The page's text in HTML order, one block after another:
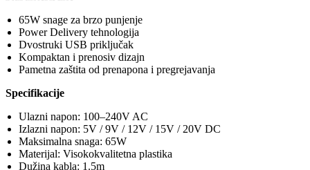
65W snage za brzo punjenje
Power Delivery tehnologija
Dvostruki USB priključak
Kompaktan i prenosiv dizajn
Pametna zaštita od prenapona i pregrejavanja
Specifikacije
Ulazni napon: 100–240V AC
Izlazni napon: 5V / 9V / 12V / 15V / 20V DC
Maksimalna snaga: 65W
Materijal: Visokokvalitetna plastika
Dužina kabla: 1.5m